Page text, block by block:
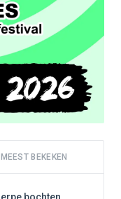
MEEST BEKEKEN